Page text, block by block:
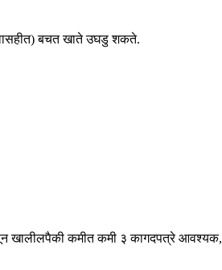
बचत खाते उघडु शकते.
खालीलपैकी कमीत कमी ३ कागदपत्रे आवश्यक,